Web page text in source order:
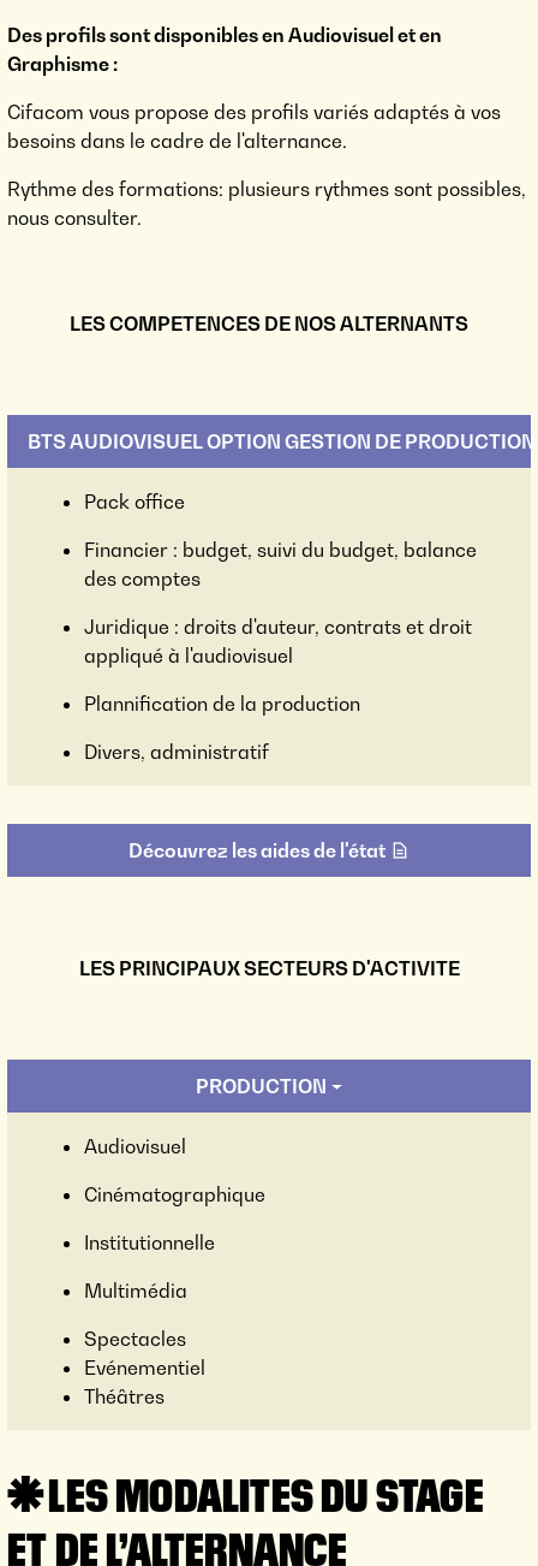
Des profils sont disponibles en Audiovisuel et en
Graphisme :
Cifacom vous propose des profils variés adaptés à vos
besoins dans le cadre de l'alternance.
Rythme des formations: plusieurs rythmes sont possibles,
nous consulter.
LES COMPETENCES DE NOS ALTERNANTS
BTS AUDIOVISUEL OPTION GESTION DE PRODUCTION
Pack office
Financier : budget, suivi du budget, balance
des comptes
Juridique : droits d'auteur, contrats et droit
appliqué à l'audiovisuel
Plannification de la production
Divers, administratif
Découvrez les aides de l'état
LES PRINCIPAUX SECTEURS D'ACTIVITE
PRODUCTION
Audiovisuel
Cinématographique
Institutionnelle
Multimédia
Spectacles
Evénementiel
Théâtres
LES MODALITES DU STAGE
ET DE L’ALTERNANCE